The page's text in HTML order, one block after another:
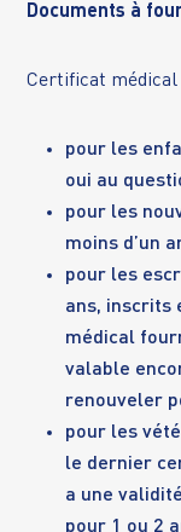
Documents à
Certificat médical
pour les
oui au
pour les
moins d’un
pour les
ans, inscrits
médical
valable
renouveler
pour les
le dernier
a une
pour 1 ou 2